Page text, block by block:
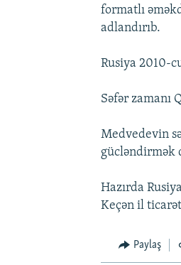
formatlı
adlandırıb.
Rusiya 2010-
Səfər zamanı
Medvedevin
gücləndirmək
Hazırda
Keçən il
Paylaş